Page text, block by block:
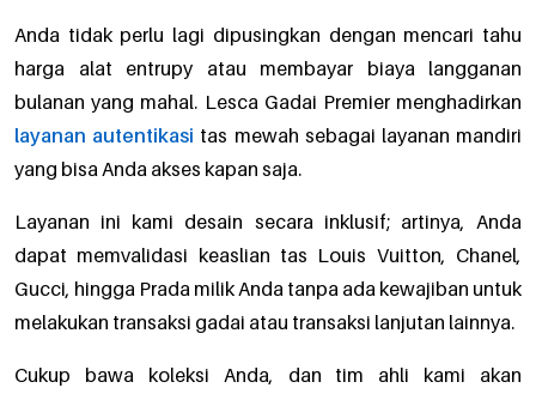
Anda tidak perlu lagi dipusingkan dengan mencari tahu
harga alat entrupy atau membayar biaya langganan
bulanan yang mahal. Lesca Gadai Premier menghadirkan
layanan autentikasi tas mewah sebagai layanan mandiri
yang bisa Anda akses kapan saja.
Layanan ini kami desain secara inklusif; artinya, Anda
dapat memvalidasi keaslian tas Louis Vuitton, Chanel,
Gucci, hingga Prada milik Anda tanpa ada kewajiban untuk
melakukan transaksi gadai atau transaksi lanjutan lainnya.
Cukup bawa koleksi Anda, dan tim ahli kami akan